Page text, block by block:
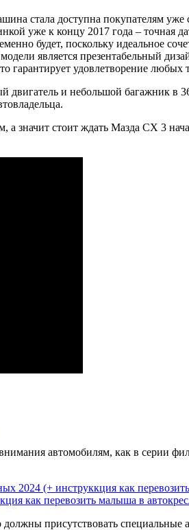
стала доступна покупателям
уже к концу 2017 года –
будет, поскольку идеальное
является презентабельный
гарантирует удовлетворение
и небольшой багажник в
значит стоит ждать Мазда CX 3
автомобилям, как в серии
как перевозить малыша в
должны присутствовать